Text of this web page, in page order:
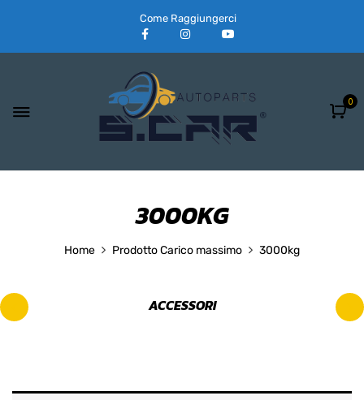
Come Raggiungerci
0
3000KG
Home Prodotto Carico massimo 3000kg
ACCESSORI